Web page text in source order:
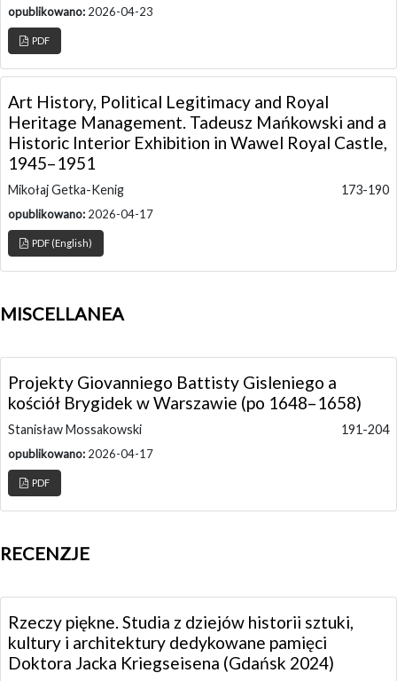
opublikowano: 2026-04-23
PDF
Art History, Political Legitimacy and Royal
Heritage Management. Tadeusz Mańkowski and a
Historic Interior Exhibition in Wawel Royal Castle,
1945–1951
Mikołaj Getka-Kenig 173-190
opublikowano: 2026-04-17
PDF (English)
MISCELLANEA
Projekty Giovanniego Battisty Gisleniego a
kościół Brygidek w Warszawie (po 1648–1658)
Stanisław Mossakowski 191-204
opublikowano: 2026-04-17
PDF
RECENZJE
Rzeczy piękne. Studia z dziejów historii sztuki,
kultury i architektury dedykowane pamięci
Doktora Jacka Kriegseisena (Gdańsk 2024)